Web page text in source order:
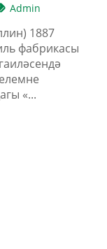
Admin
1887
фабрикасы
«...